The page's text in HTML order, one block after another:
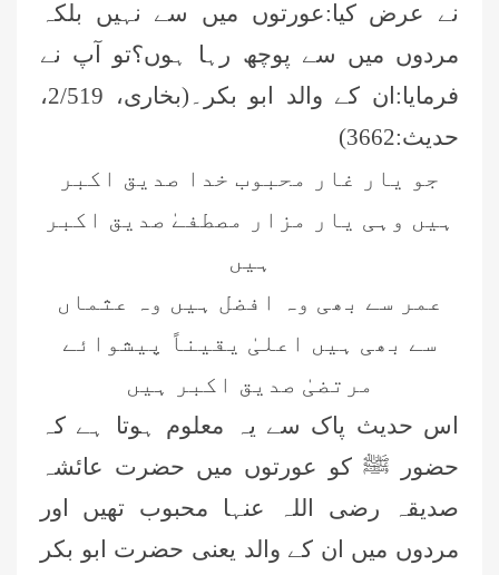
نے عرض کیا:عورتوں میں سے نہیں بلکہ
مردوں میں سے پوچھ رہا ہوں؟تو آپ نے
فرمایا:ان کے والد ابو بکر۔(بخاری، 2/519،
حدیث:3662)
جو یار غار محبوب خدا صدیق اکبر
ہیں وہی یار مزار مصطفےٰ صدیق اکبر
ہیں
عمر سے بھی وہ افضل ہیں وہ عثماں
سے بھی ہیں اعلیٰ یقیناً پیشوائے
مرتضیٰ صدیق اکبر ہیں
اس حدیث پاک سے یہ معلوم ہوتا ہے کہ
حضور ﷺ کو عورتوں میں حضرت عائشہ
صدیقہ رضی اللہ عنہا محبوب تھیں اور
مردوں میں ان کے والد یعنی حضرت ابو بکر